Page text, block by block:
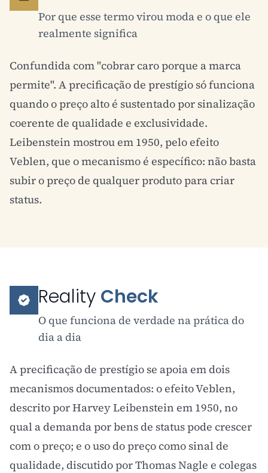
Por que esse termo virou moda e o que ele
realmente significa
Confundida com "cobrar caro porque a marca
permite". A precificação de prestígio só funciona
quando o preço alto é sustentado por sinalização
coerente de qualidade e exclusividade.
Leibenstein mostrou em 1950, peloefeito
Veblen, que o mecanismo é específico: não basta
subir o preço de qualquer produto para criar
status.
Reality Check
O que funciona de verdade na prática do
dia a dia
A precificação de prestígio se apoia em dois
mecanismos documentados: oefeito Veblen,
descrito por Harvey Leibenstein em 1950, no
qual a demanda por bens de status pode crescer
com o preço; e o uso do preço como sinal de
qualidade, discutido por Thomas Nagle e colegas